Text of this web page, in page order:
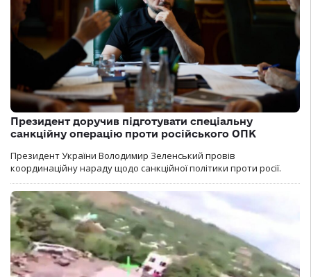
Президент доручив підготувати спеціальну
санкційну операцію проти російського ОПК
Президент України Володимир Зеленський провів
координаційну нараду щодо санкційної політики проти росії.